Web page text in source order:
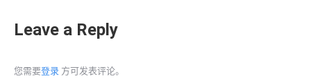
Leave a Reply
您需要登录 方可发表评论。